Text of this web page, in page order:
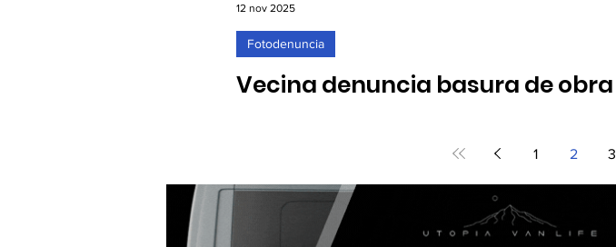
Vecina denuncia basura de
12/11/2025. Las puertas sin retirar en la acera impiden el
Fotodenuncia
12 nov 2025
1 2 3